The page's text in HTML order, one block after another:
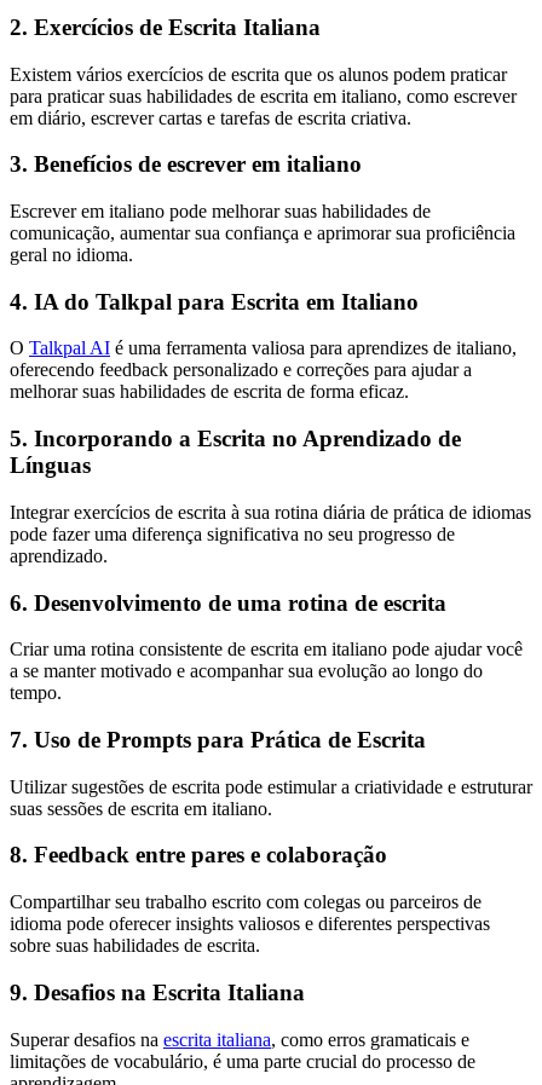
2. Exercícios de Escrita Italiana
Existem vários exercícios de escrita que os alunos podem praticar
para praticar suas habilidades de escrita em italiano, como escrever
em diário, escrever cartas e tarefas de escrita criativa.
3. Benefícios de escrever em italiano
Escrever em italiano pode melhorar suas habilidades de
comunicação, aumentar sua confiança e aprimorar sua proficiência
geral no idioma.
4. IA do Talkpal para Escrita em Italiano
O Talkpal AI é uma ferramenta valiosa para aprendizes de italiano,
oferecendo feedback personalizado e correções para ajudar a
melhorar suas habilidades de escrita de forma eficaz.
5. Incorporando a Escrita no Aprendizado de
Línguas
Integrar exercícios de escrita à sua rotina diária de prática de idiomas
pode fazer uma diferença significativa no seu progresso de
aprendizado.
6. Desenvolvimento de uma rotina de escrita
Criar uma rotina consistente de escrita em italiano pode ajudar você
a se manter motivado e acompanhar sua evolução ao longo do
tempo.
7. Uso de Prompts para Prática de Escrita
Utilizar sugestões de escrita pode estimular a criatividade e estruturar
suas sessões de escrita em italiano.
8. Feedback entre pares e colaboração
Compartilhar seu trabalho escrito com colegas ou parceiros de
idioma pode oferecer insights valiosos e diferentes perspectivas
sobre suas habilidades de escrita.
9. Desafios na Escrita Italiana
Superar desafios na escrita italiana, como erros gramaticais e
limitações de vocabulário, é uma parte crucial do processo de